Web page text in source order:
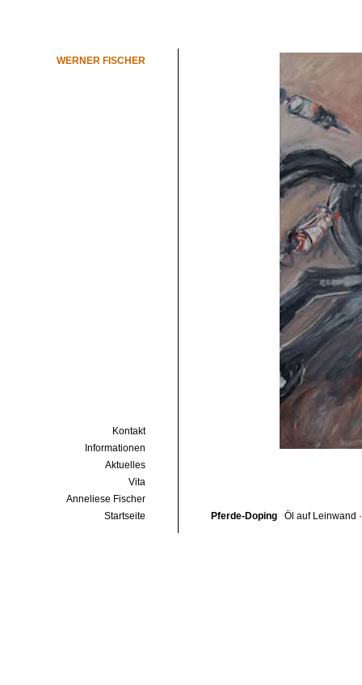
WERNER FISCHER
Kontakt
Informationen
Aktuelles
Vita
Anneliese Fischer
Startseite
Pferde-Doping Öl auf Leinwand